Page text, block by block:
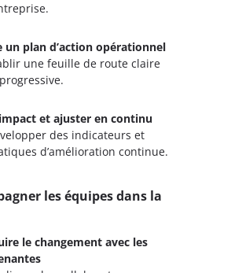
un plan d’action opérationnel
une feuille de route claire
et ajuster en continu
des indicateurs et
d’amélioration continue.
les équipes dans la
le changement avec les